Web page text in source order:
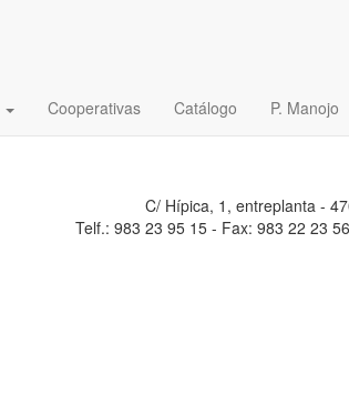
Cooperativas Catálogo P. Manojo
C/ Hípica, 1, entreplanta -
Telf.: 983 23 95 15 - Fax: 983 22 23